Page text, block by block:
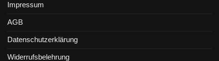
Impressum
AGB
Datenschutzerklärung
Widerrufsbelehrung